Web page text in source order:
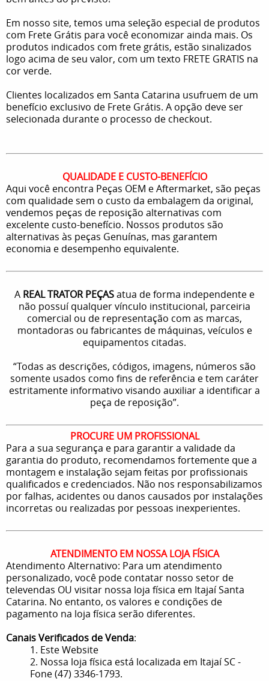
Em nosso site, temos uma seleção especial de produtos
com Frete Grátis para você economizar ainda mais. Os
produtos indicados com frete grátis, estão sinalizados
logo acima de seu valor, com um texto FRETE GRATIS na
cor verde.
Clientes localizados em Santa Catarina usufruem de um
benefício exclusivo de Frete Grátis. A opção deve ser
selecionada durante o processo de checkout.
QUALIDADE E CUSTO-BENEFÍCIO
Aqui você encontra Peças OEM e Aftermarket, são peças
com qualidade sem o custo da embalagem da original,
vendemos peças de reposição alternativas com
excelente custo-benefício. Nossos produtos são
alternativas às peças Genuínas, mas garantem
economia e desempenho equivalente.
A REAL TRATOR PEÇASatua de forma independente e
não possuí qualquer vínculo institucional, parceiria
comercial ou de representação com as marcas,
montadoras ou fabricantes de máquinas, veículos e
equipamentos citadas.
“Todas as descrições, códigos, imagens, números são
somente usados como fins de referência e tem caráter
estritamente informativo visando auxiliar a identificar a
peça de reposição”.
PROCURE UM PROFISSIONAL
Para a sua segurança e para garantir a validade da
garantia do produto, recomendamos fortemente que a
montagem e instalação sejam feitas por profissionais
qualificados e credenciados. Não nos responsabilizamos
por falhas, acidentes ou danos causados por instalações
incorretas ou realizadas por pessoas inexperientes.
ATENDIMENTO EM NOSSA LOJA FÍSICA
Atendimento Alternativo: Para um atendimento
personalizado, você pode contatar nosso setor de
televendas OU visitar nossa loja física em Itajaí Santa
Catarina. No entanto, os valores e condições de
pagamento na loja física serão diferentes.
Canais Verificados de Venda:
1. Este Website
2. Nossa loja física está localizada em Itajaí SC -
Fone (47) 3346-1793.